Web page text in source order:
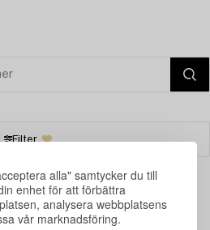
alla" samtycker du till
enhet för att förbättra
analysera webbplatsens
vår marknadsföring.
Filter
KERAMIK RENSA ALLA